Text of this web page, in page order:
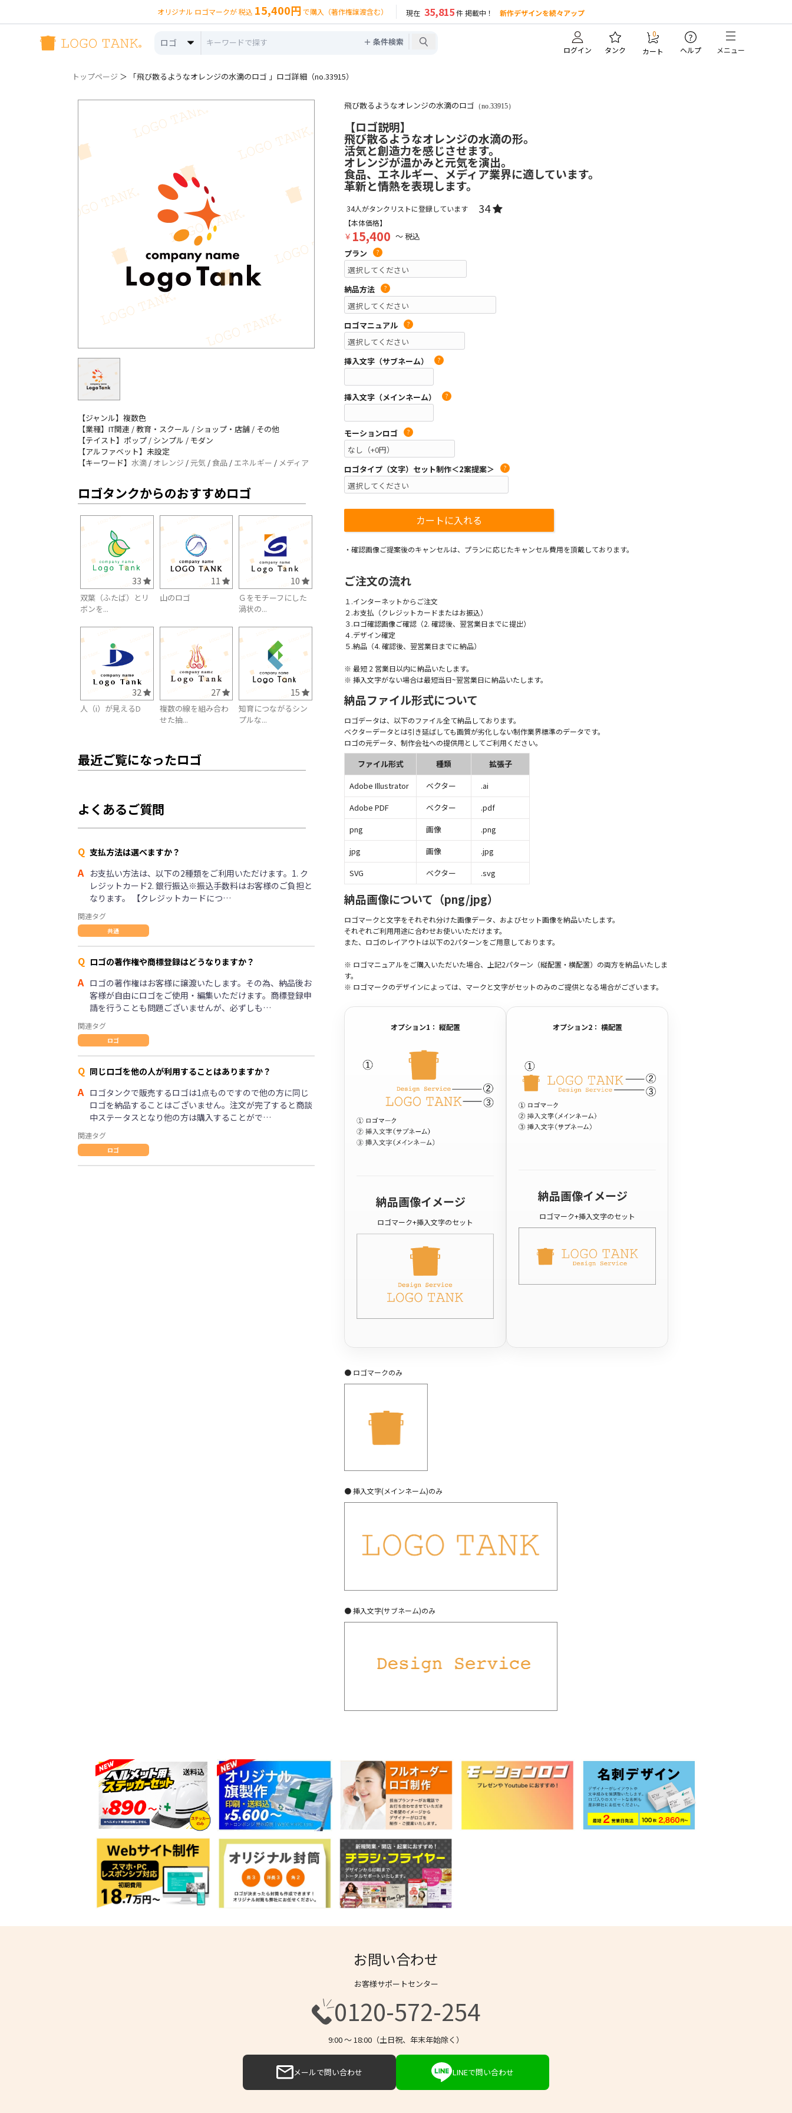
オリジナル ロゴマークが 税込 15,400円 で購入（著作権譲渡含む） 現在 35,815件 掲載中！ 新作デザインを続々アップ
ロゴ ＋ 条件検索
ログイン タンク
0
カート
?
ヘルプ メニュー
トップページ ＞ 「飛び散るようなオレンジの水滴のロゴ 」ロゴ詳細（no.33915）
【ジャンル】複数色
【業種】IT関連 / 教育・スクール / ショップ・店舗 / その他
【テイスト】ポップ / シンプル / モダン
【アルファベット】未設定
【キーワード】 水滴 / オレンジ /元気 /食品 / エネルギー / メディア
ロゴタンクからのおすすめロゴ
33
双葉（ふたば）とリ
ボンを...
11
山のロゴ
10
Ｇをモチーフにした
渦状の...
32
人（i）が見えるD
27
複数の線を組み合わ
せた抽...
15
知育につながるシン
プルな...
最近ご覧になったロゴ
よくあるご質問
Q 支払方法は選べますか？
A お支払い方法は、以下の2種類をご利用いただけます。1. ク
レジットカード2. 銀行振込※振込手数料はお客様のご負担と
なります。 【クレジットカードにつ…
関連タグ
共通
Q ロゴの著作権や商標登録はどうなりますか？
A ロゴの著作権はお客様に譲渡いたします。その為、納品後お
客様が自由にロゴをご使用・編集いただけます。商標登録申
請を行うことも問題ございませんが、必ずしも…
関連タグ
ロゴ
Q 同じロゴを他の人が利用することはありますか？
A ロゴタンクで販売するロゴは1点ものですので他の方に同じ
ロゴを納品することはございません。注文が完了すると商談
中ステータスとなり他の方は購入することがで…
関連タグ
ロゴ
飛び散るようなオレンジの水滴のロゴ （no.33915）
【ロゴ説明】
飛び散るようなオレンジの水滴の形。
活気と創造力を感じさせます。
オレンジが温かみと元気を演出。
食品、エネルギー、メディア業界に適しています。
革新と情熱を表現します。
34人がタンクリストに登録しています 34
【本体価格】
￥ 15,400 ～ 税込
プラン
?
納品方法 ?
ロゴマニュアル ?
挿入文字（サブネーム） ?
挿入文字（メインネーム） ?
モーションロゴ ?
ロゴタイプ（文字）セット制作＜2案提案＞ ?
・確認画像ご提案後のキャンセルは、プランに応じたキャンセル費用を頂戴しております。
ご注文の流れ
１.インターネットからご注文
２.お支払（クレジットカードまたはお振込）
３.ロゴ確認画像ご確認（2. 確認後、翌営業日までに提出）
４.デザイン確定
５.納品（4. 確認後、翌営業日までに納品）
※ 最短 2 営業日以内に納品いたします。
※ 挿入文字がない場合は最短当日~翌営業日に納品いたします。
納品ファイル形式について
ロゴデータは、以下のファイル全て納品しております。
ベクターデータとは引き延ばしても画質が劣化しない制作業界標準のデータです。
ロゴの元データ、制作会社への提供用としてご利用ください。
ファイル形式 種類
拡張子
Adobe Illustrator
ベクター
.ai
Adobe PDF
ベクター
.pdf
png
画像
.png
jpg
画像
.jpg
SVG
ベクター .svg
納品画像について（png/jpg）
ロゴマークと文字をそれぞれ分けた画像データ、およびセット画像を納品いたします。
それぞれご利用用途に合わせお使いいただけます。
また、ロゴのレイアウトは以下の2パターンをご用意しております。
※ ロゴマニュアルをご購入いただいた場合、上記2パターン（縦配置・横配置）の両方を納品いたしま
す。
※ ロゴマークのデザインによっては、マークと文字がセットのみのご提供となる場合がございます。
オプション1： 縦配置
納品画像イメージ
ロゴマーク+挿入文字のセット
オプション2： 横配置
納品画像イメージ
ロゴマーク+挿入文字のセット
● ロゴマークのみ
● 挿入文字(メインネーム)のみ
● 挿入文字(サブネーム)のみ
お問い合わせ
お客様サポートセンター
0120-572-254
9:00 〜 18:00（土日祝、年末年始除く）
メールで問い合わせ LINEで問い合わせ